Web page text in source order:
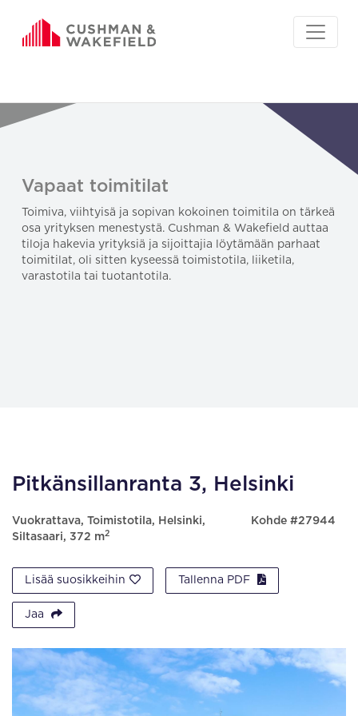
Vapaat toimitilat
Toimiva, viihtyisä ja sopivan kokoinen toimitila on tärkeä
osa yrityksen menestystä. Cushman & Wakefield auttaa
tiloja hakevia yrityksiä ja sijoittajia löytämään parhaat
toimitilat, oli sitten kyseessä toimistotila, liiketila,
varastotila tai tuotantotila.
Pitkänsillanranta 3, Helsinki
Vuokrattava, Toimistotila, Helsinki,
Siltasaari, 372 m2
Kohde #27944
Lisää suosikkeihin Tallenna PDF
Jaa